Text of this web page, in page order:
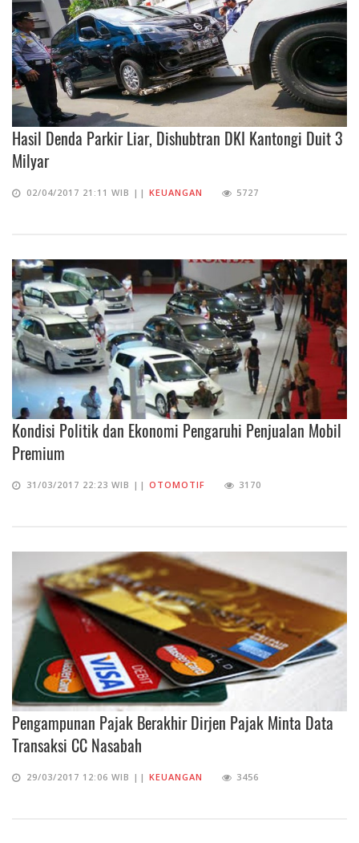
Hasil Denda Parkir Liar, Dishubtran DKI Kantongi Duit 3
Milyar
02/04/2017 21:11 WIB || KEUANGAN 5727
Kondisi Politik dan Ekonomi Pengaruhi Penjualan Mobil
Premium
31/03/2017 22:23 WIB || OTOMOTIF 3170
Pengampunan Pajak Berakhir Dirjen Pajak Minta Data
Transaksi CC Nasabah
29/03/2017 12:06 WIB || KEUANGAN 3456